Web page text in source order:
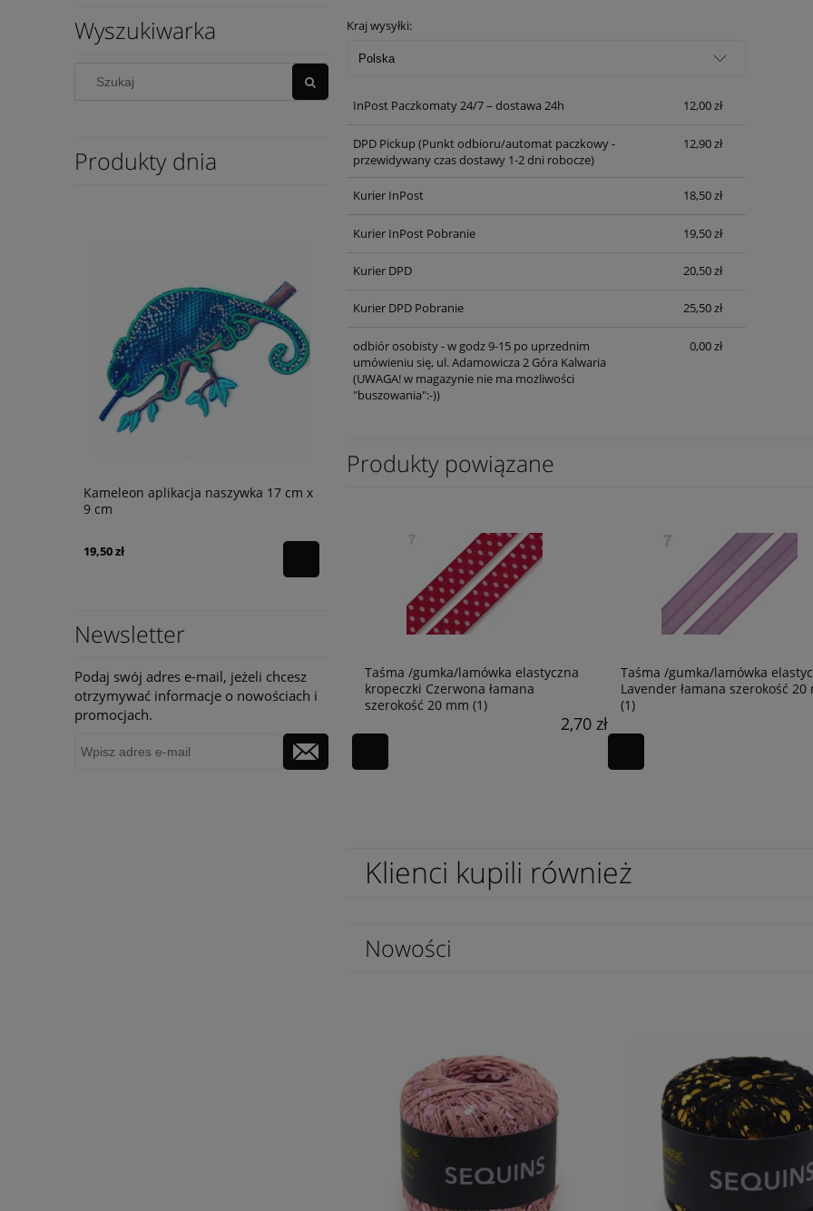
Wyszukiwarka
Produkty dnia
Kameleon aplikacja naszywka 17 cm x
9 cm
19,50 zł
Newsletter
Podaj swój adres e-mail, jeżeli chcesz
otrzymywać informacje o nowościach i
promocjach.
Kraj wysyłki:
InPost Paczkomaty 24/7 – dostawa 24h 12,00 zł
DPD Pickup(Punkt odbioru/automat paczkowy -
przewidywany czas dostawy 1-2 dni robocze)
12,90 zł
Kurier InPost 18,50 zł
Kurier InPost Pobranie 19,50 zł
Kurier DPD 20,50 zł
Kurier DPD Pobranie 25,50 zł
odbiór osobisty - w godz 9-15 po uprzednim
umówieniu się, ul. Adamowicza 2 Góra Kalwaria
(UWAGA! w magazynie nie ma możliwości
"buszowania":-))
0,00 zł
Produkty powiązane
Taśma /gumka/lamówka elastyczna
kropeczki Czerwona łamana
szerokość 20 mm (1)
2,70 zł
Taśma /gumka/lamówka
Lavender łamana szerokość 20
(1)
Klienci kupili również
Nowości